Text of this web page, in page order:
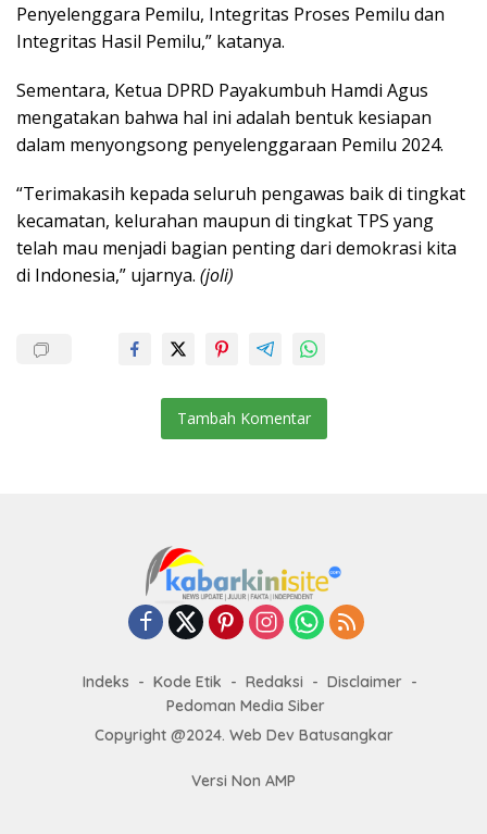
Penyelenggara Pemilu, Integritas Proses Pemilu dan
Integritas Hasil Pemilu,” katanya.
Sementara, Ketua DPRD Payakumbuh Hamdi Agus
mengatakan bahwa hal ini adalah bentuk kesiapan
dalam menyongsong penyelenggaraan Pemilu 2024.
“Terimakasih kepada seluruh pengawas baik di tingkat
kecamatan, kelurahan maupun di tingkat TPS yang
telah mau menjadi bagian penting dari demokrasi kita
di Indonesia,” ujarnya. (joli)
Tambah Komentar
Indeks Kode Etik Redaksi
Disclaimer
Pedoman Media Siber
Copyright @2024. Web Dev Batusangkar
Versi Non AMP